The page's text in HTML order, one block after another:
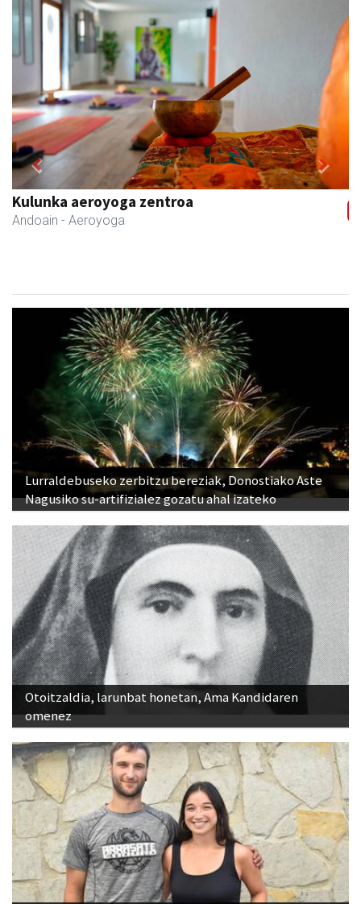
Kulunka aeroyoga zentroa
Andoain - Aeroyoga
Previous Next
Lurraldebuseko zerbitzu bereziak, Donostiako Aste
Nagusiko su-artifizialez gozatu ahal izateko
Otoitzaldia, larunbat honetan, Ama Kandidaren
omenez